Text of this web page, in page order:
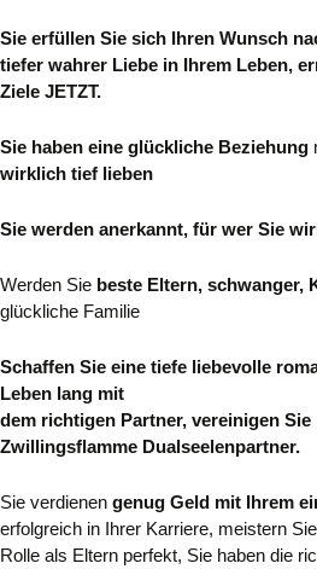
Sie erfüllen Sie sich Ihren Wunsch
tiefer wahrer Liebe in Ihrem Leben,
Ziele JETZT.
Sie haben eine glückliche Beziehung
wirklich tief lieben
Sie werden anerkannt, für wer Sie
Werden Sie beste Eltern, schwanger,
glückliche Familie
Schaffen Sie eine tiefe liebevolle
Leben lang mit
dem richtigen Partner, vereinigen
Zwillingsflamme Dualseelenpartner.
Sie verdienen genug Geld mit Ihrem
erfolgreich in Ihrer Karriere, meistern
Rolle als Eltern perfekt, Sie haben die